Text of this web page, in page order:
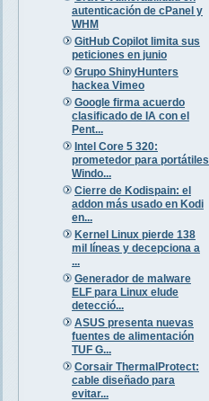
autenticación de cPanel y
WHM
GitHub Copilot limita sus
peticiones en junio
Grupo ShinyHunters
hackea Vimeo
Google firma acuerdo
clasificado de IA con el
Pent...
Intel Core 5 320:
prometedor para portátiles
Windo...
Cierre de Kodispain: el
addon más usado en Kodi
en...
Kernel Linux pierde 138
mil líneas y decepciona a
...
Generador de malware
ELF para Linux elude
detecció...
ASUS presenta nuevas
fuentes de alimentación
TUF G...
Corsair ThermalProtect:
cable diseñado para
evitar...